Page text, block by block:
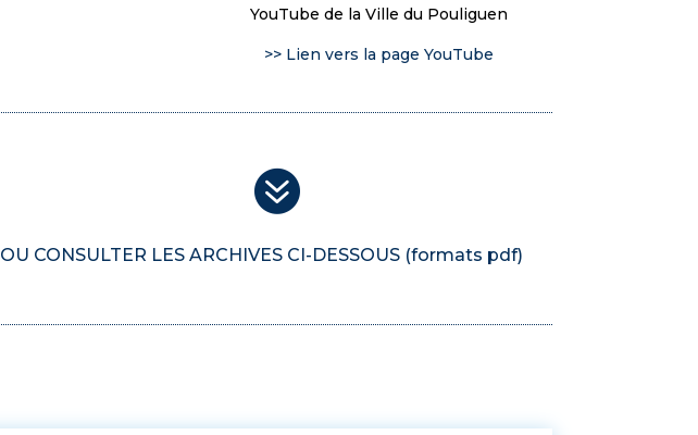
YouTube de la Ville du Pouliguen
>> Lien vers la page YouTube

OU CONSULTER LES ARCHIVES CI-DESSOUS (formats pdf)